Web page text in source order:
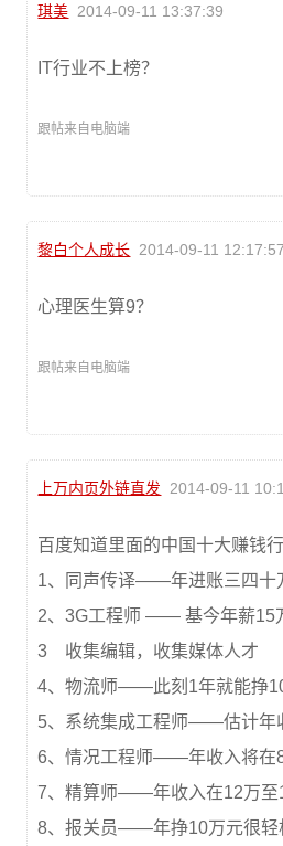
琪美 2014-09-11 13:37:39
IT行业不上榜？
跟帖来自电脑端
黎白个人成长 2014-09-11 12:17:57
心理医生算9？
跟帖来自电脑端
上万内页外链直发 2014-09-11
百度知道里面的中国十大赚钱行
1、同声传译——年进账三四十
2、3G工程师 —— 基今年薪15
3 收集编辑，收集媒体人才
4、物流师——此刻1年就能挣
5、系统集成工程师——估计年
6、情况工程师——年收入将在
7、精算师——年收入在12万至
8、报关员——年挣10万元很轻